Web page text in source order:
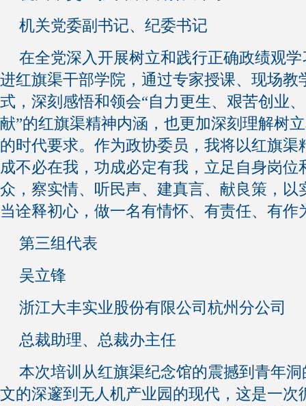
机关党委副书记、纪委书记
在全党深入开展树立和践行正确政绩观
进红旗渠干部学院，通过专家授课、现场教
式，深刻感悟和领会“自力更生、艰苦创业
献”的红旗渠精神内涵，也更加深刻理解树
的时代要求。作为政协委员，我将以红旗渠
成不必在我，功成必定有我，立足自身岗位
众，察实情、听民声、建真言、献良策，以
当诠释初心，做一名有情怀、有责任、有作
第三组代表
吴立锋
浙江大丰实业股份有限公司杭州分公司
总裁助理、总裁办主任
本次培训从红旗渠纪念馆的震撼到青年
文的深邃到无人机产业园的现代，这是一次